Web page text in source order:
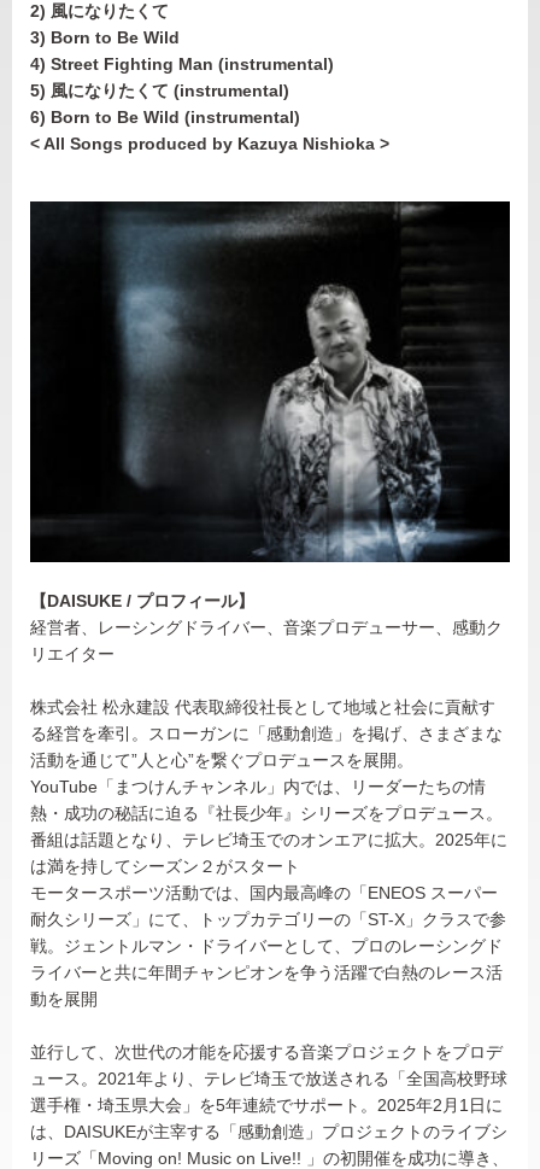
2) 風になりたくて
3) Born to Be Wild
4) Street Fighting Man (instrumental)
5) 風になりたくて (instrumental)
6) Born to Be Wild (instrumental)
< All Songs produced by Kazuya Nishioka >
【DAISUKE / プロフィール】
経営者、レーシングドライバー、音楽プロデューサー、感動ク
リエイター
株式会社 松永建設 代表取締役社長として地域と社会に貢献す
る経営を牽引。スローガンに「感動創造」を掲げ、さまざまな
活動を通じて”人と心”を繋ぐプロデュースを展開。
YouTube「まつけんチャンネル」内では、リーダーたちの情
熱・成功の秘話に迫る『社長少年』シリーズをプロデュース。
番組は話題となり、テレビ埼玉でのオンエアに拡大。2025年に
は満を持してシーズン２がスタート
モータースポーツ活動では、国内最高峰の「ENEOS スーパー
耐久シリーズ」にて、トップカテゴリーの「ST-X」クラスで参
戦。ジェントルマン・ドライバーとして、プロのレーシングド
ライバーと共に年間チャンピオンを争う活躍で白熱のレース活
動を展開
並行して、次世代の才能を応援する音楽プロジェクトをプロデ
ュース。2021年より、テレビ埼玉で放送される「全国高校野球
選手権・埼玉県大会」を5年連続でサポート。2025年2月1日に
は、DAISUKEが主宰する「感動創造」プロジェクトのライブシ
リーズ「Moving on! Music on Live!! 」の初開催を成功に導き、